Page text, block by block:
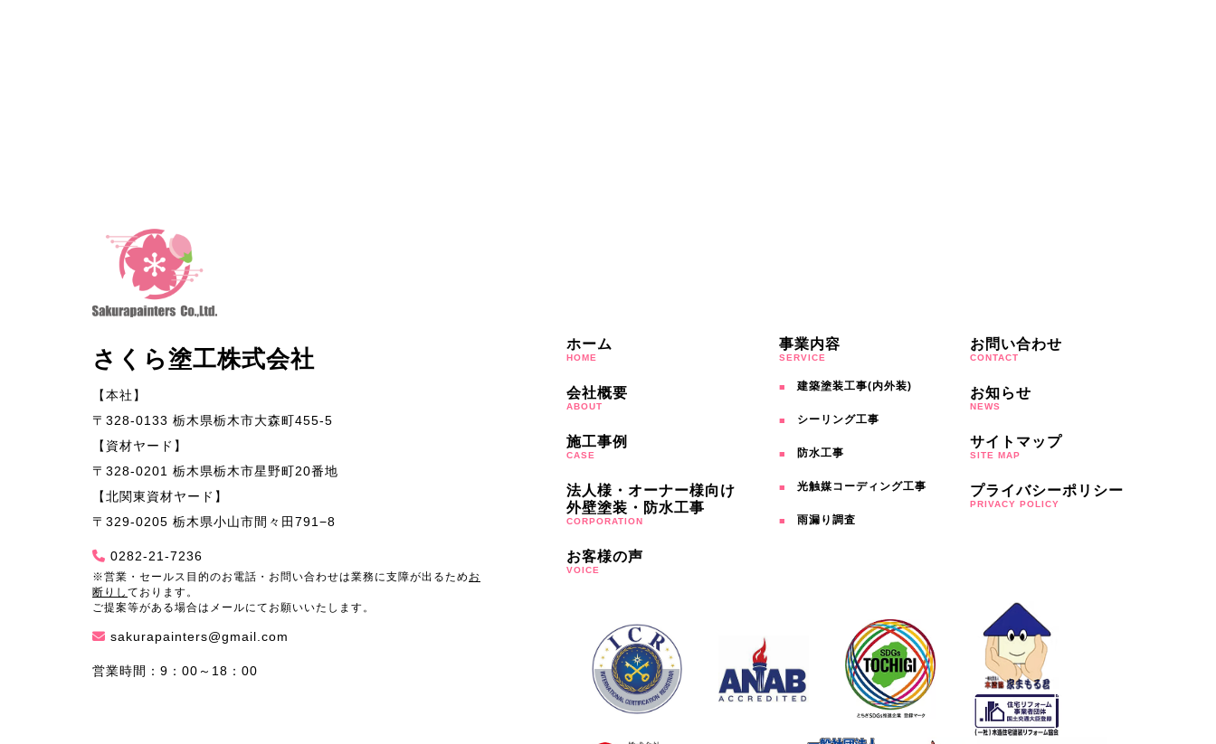
さくら塗工株式会社
【本社】
〒328-0133 栃木県栃木市大森町455-5
【資材ヤード】
〒328-0201 栃木県栃木市星野町20番地
【北関東資材ヤード】
〒329-0205 栃木県小山市間々田791−8
0282-21-7236
※営業・セールス目的のお電話・お問い合わせは業務に支障が出るため お
断りし ております。
ご提案等がある場合はメールにてお願いいたします。
sakurapainters@gmail.com
営業時間：9：00～18：00
ホーム
HOME
会社概要
ABOUT
施工事例
CASE
法人様・オーナー様向け
外壁塗装・防水工事
CORPORATION
お客様の声
VOICE
事業内容
SERVICE
建築塗装工事(内外装)
シーリング工事
防水工事
光触媒コーディング工事
雨漏り調査
お問い合わせ
CONTACT
お知らせ
NEWS
サイトマップ
SITE MAP
プライバシーポリシー
PRIVACY POLICY